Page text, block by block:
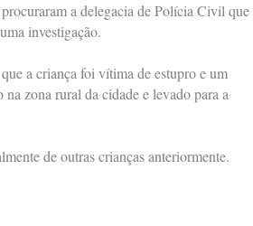
a delegacia de Polícia Civil que
investigação.
a criança foi vítima de estupro e um
zona rural da cidade e levado para a
de outras crianças anteriormente.